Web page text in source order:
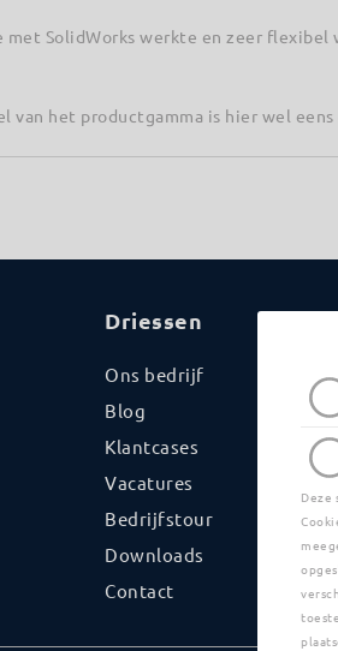
Deze
met SolidWorks werkte en zeer
het productgamma is hier wel
Driessen
Ons bedrijf
Blog
Klantcases
Vacatures
Bedrijfstour
Downloads
Contact